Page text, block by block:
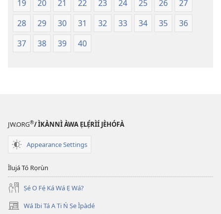
Edition)
19
20 21 22 23 24 25 26
27
28
29 30 31 32 33 34 35
36
37
38 39 40
JW.ORG®/ ÌKÀNNÌ ÀWA ẸLẸ́RÌÍ JÈHÓFÀ
Appearance Settings
Ìlujá Tó Rọrùn
Ṣé O Fẹ́ Ká Wá Ẹ Wá?
Wá Ibi Tá A Ti Ń Ṣe Ìpàdé
(opens